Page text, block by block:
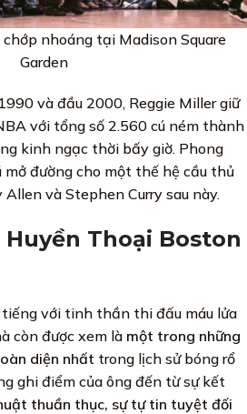
nhoáng tại Madison Square
Garden
và đầu 2000, Reggie Miller giữ
với tổng số 2.560 cú ném thành
kinh ngạc thời bấy giờ. Phong
đường cho một thế hệ cầu thủ
và Stephen Curry sau này.
Thoại Boston
tiếng với tinh thần thi đấu máu lửa
còn được xem là một trong những
diện nhất trong lịch sử bóng rổ
ghi điểm của ông đến từ sự kết
thuần thục, sự tự tin tuyệt đối